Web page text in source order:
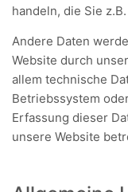
handeln, die Sie
Andere Daten
Website durch
allem technische
Betriebssystem
Erfassung dieser
unsere Website